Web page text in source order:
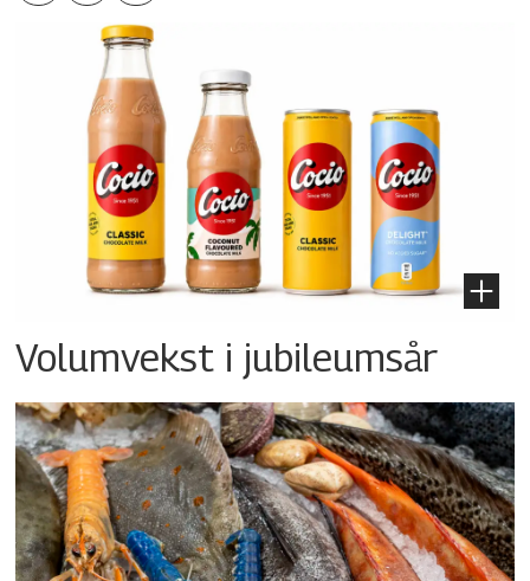
Volumvekst i jubileumsår